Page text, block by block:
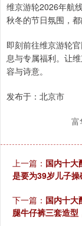
维京游轮2026年航
秋冬的节日氛围，都
即刻前往维京游轮
息与专属福利。让
容与诗意。
发布于：北京市
富
上一篇： 国内十大
是要为39岁儿子操
下一篇： 国内十大
腿牛仔裤三套造